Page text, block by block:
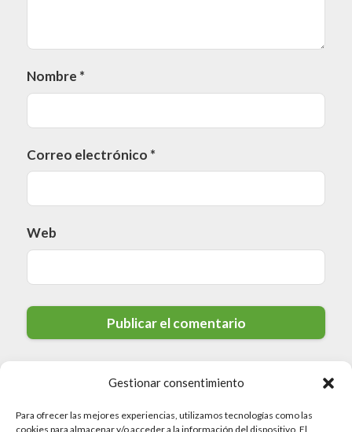
Gestionar consentimiento
Para ofrecer las mejores experiencias, utilizamos tecnologías como las
cookies para almacenar y/o acceder a la información del dispositivo. El
Nombre *
Correo electrónico *
Web